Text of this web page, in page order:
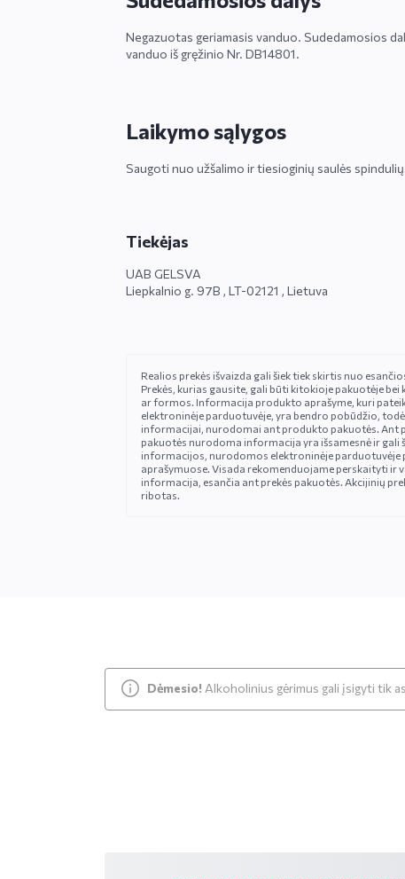
Negazuotas geriamasis vanduo. Sudedamosios
vanduo iš gręžinio Nr. DB14801.
Laikymo sąlygos
Saugoti nuo užšalimo ir tiesioginių saulės
Tiekėjas
UAB GELSVA
Liepkalnio g. 97B , LT-02121 , Lietuva
Realios prekės išvaizda gali šiek tiek skirtis nuo
Prekės, kurias gausite, gali būti kitokioje pakuotėje bei
ar formos. Informacija produkto aprašyme, kuri
elektroninėje parduotuvėje, yra bendro pobūdžio,
informacijai, nurodomai ant produkto pakuotės. Ant
pakuotės nurodoma informacija yra išsamesnė ir gali
informacijos, nurodomos elektroninėje parduotuvėje
aprašymuose. Visada rekomenduojame perskaityti ir
informacija, esančia ant prekės pakuotės. Akcijinių
ribotas.
Dėmesio! Alkoholinius gėrimus gali įsigyti tik